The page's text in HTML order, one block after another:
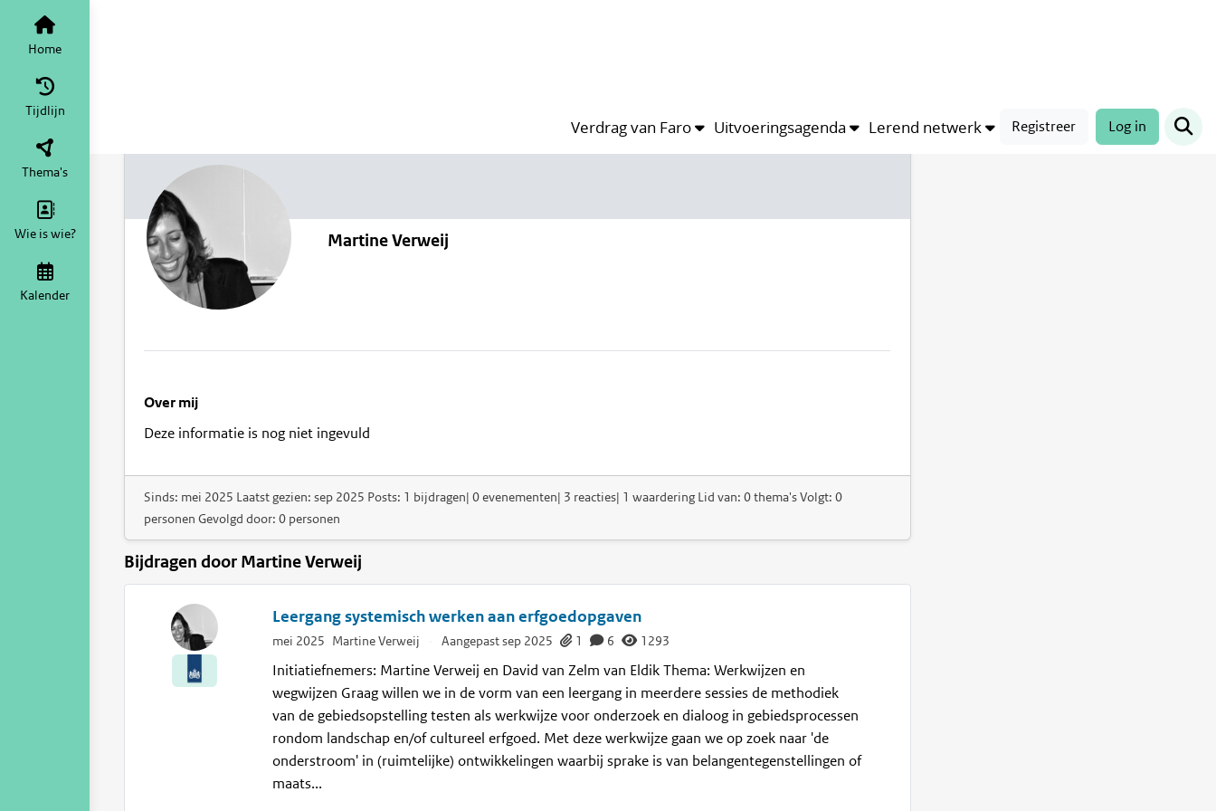
Verdrag van Faro Uitvoeringsagenda Lerend netwerk Registreer Log in
Home
Tijdlijn
Thema's
Wie is wie?
Kalender
Martine Verweij
Over mij
Deze informatie is nog niet ingevuld
Sinds: mei 2025 Laatst gezien: sep 2025 Posts: 1 bijdragen| 0 evenementen| 3 reacties| 1 waardering Lid van: 0 thema's Volgt: 0
personen Gevolgd door: 0 personen
Bijdragen door Martine Verweij
Leergang systemisch werken aan erfgoedopgaven
mei 2025 Martine Verweij Aangepast sep 2025 1 6 1293
Initiatiefnemers: Martine Verweij en David van Zelm van Eldik Thema: Werkwijzen en
wegwijzen Graag willen we in de vorm van een leergang in meerdere sessies de methodiek
van de gebiedsopstelling testen als werkwijze voor onderzoek en dialoog in gebiedsprocessen
rondom landschap en/of cultureel erfgoed. Met deze werkwijze gaan we op zoek naar 'de
onderstroom' in (ruimtelijke) ontwikkelingen waarbij sprake is van belangentegenstellingen of
maats...